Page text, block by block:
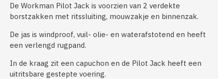
De Workman Pilot Jack is voorzien van 2 verdekte
borstzakken met ritssluiting, mouwzakje en binnenzak.
De jas is windproof, vuil- olie- en waterafstotend en heeft
een verlengd rugpand.
In de kraag zit een capuchon en de Pilot Jack heeft een
uitritsbare gestepte voering.